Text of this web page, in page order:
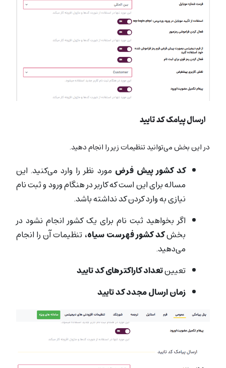
ارسال پیامک کد تایید
در این بخش می‌توانید تنظیمات زیر را انجام دهید.
کد کشور پیش فرض مورد نظر را وارد می‌کنید. این
مساله برای این است که کاربر در هنگام ورود و ثبت نام
نیازی به وارد کردن کد نداشته باشد.
اگر بخواهید ثبت نام برای یک کشور انجام نشود در
بخشکد کشور فهرست سیاه، تنظیمات آن را انجام
می‌دهید.
تعیینتعداد کاراکترهای کد تایید
زمانارسال مجدد کد تایید